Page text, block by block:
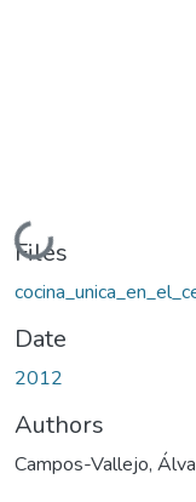
Loading...
Files
Date
2012
Authors
Campos-Vallejo,